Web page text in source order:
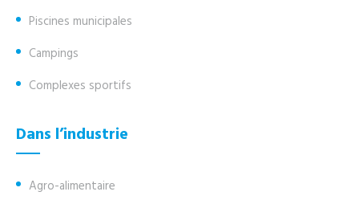
Piscines municipales
Campings
Complexes sportifs
Dans l’industrie
Agro-alimentaire